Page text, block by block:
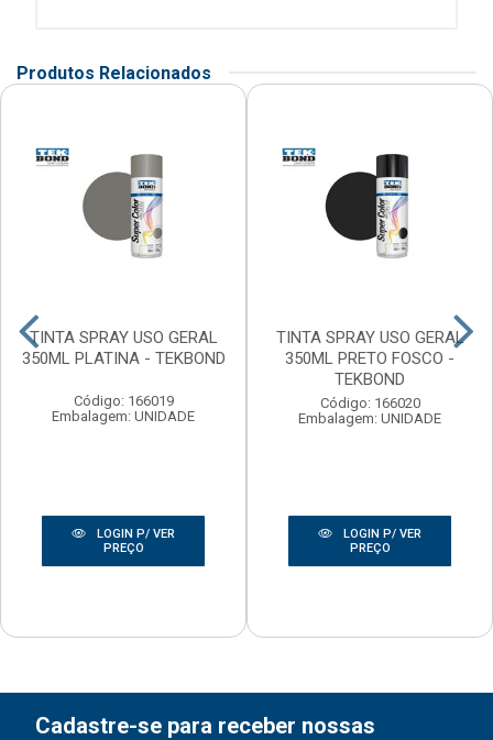
Produtos Relacionados
TINTA SPRAY USO GERAL
350ML PLATINA - TEKBOND
Código: 166019
Embalagem: UNIDADE
LOGIN P/ VER
PREÇO
TINTA SPRAY USO GERAL
350ML PRETO FOSCO -
TEKBOND
Código: 166020
Embalagem: UNIDADE
LOGIN P/ VER
PREÇO
Cadastre-se para receber nossas